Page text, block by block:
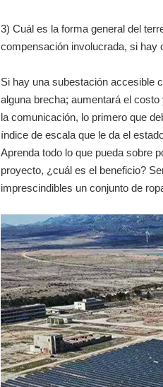
3) Cuál es la forma general del
compensación involucrada, si hay
Si hay una subestación accesible
alguna brecha; aumentará el
la comunicación, lo primero que
índice de escala que le da el
Aprenda todo lo que pueda sobre
proyecto, ¿cuál es el beneficio?
imprescindibles un conjunto de